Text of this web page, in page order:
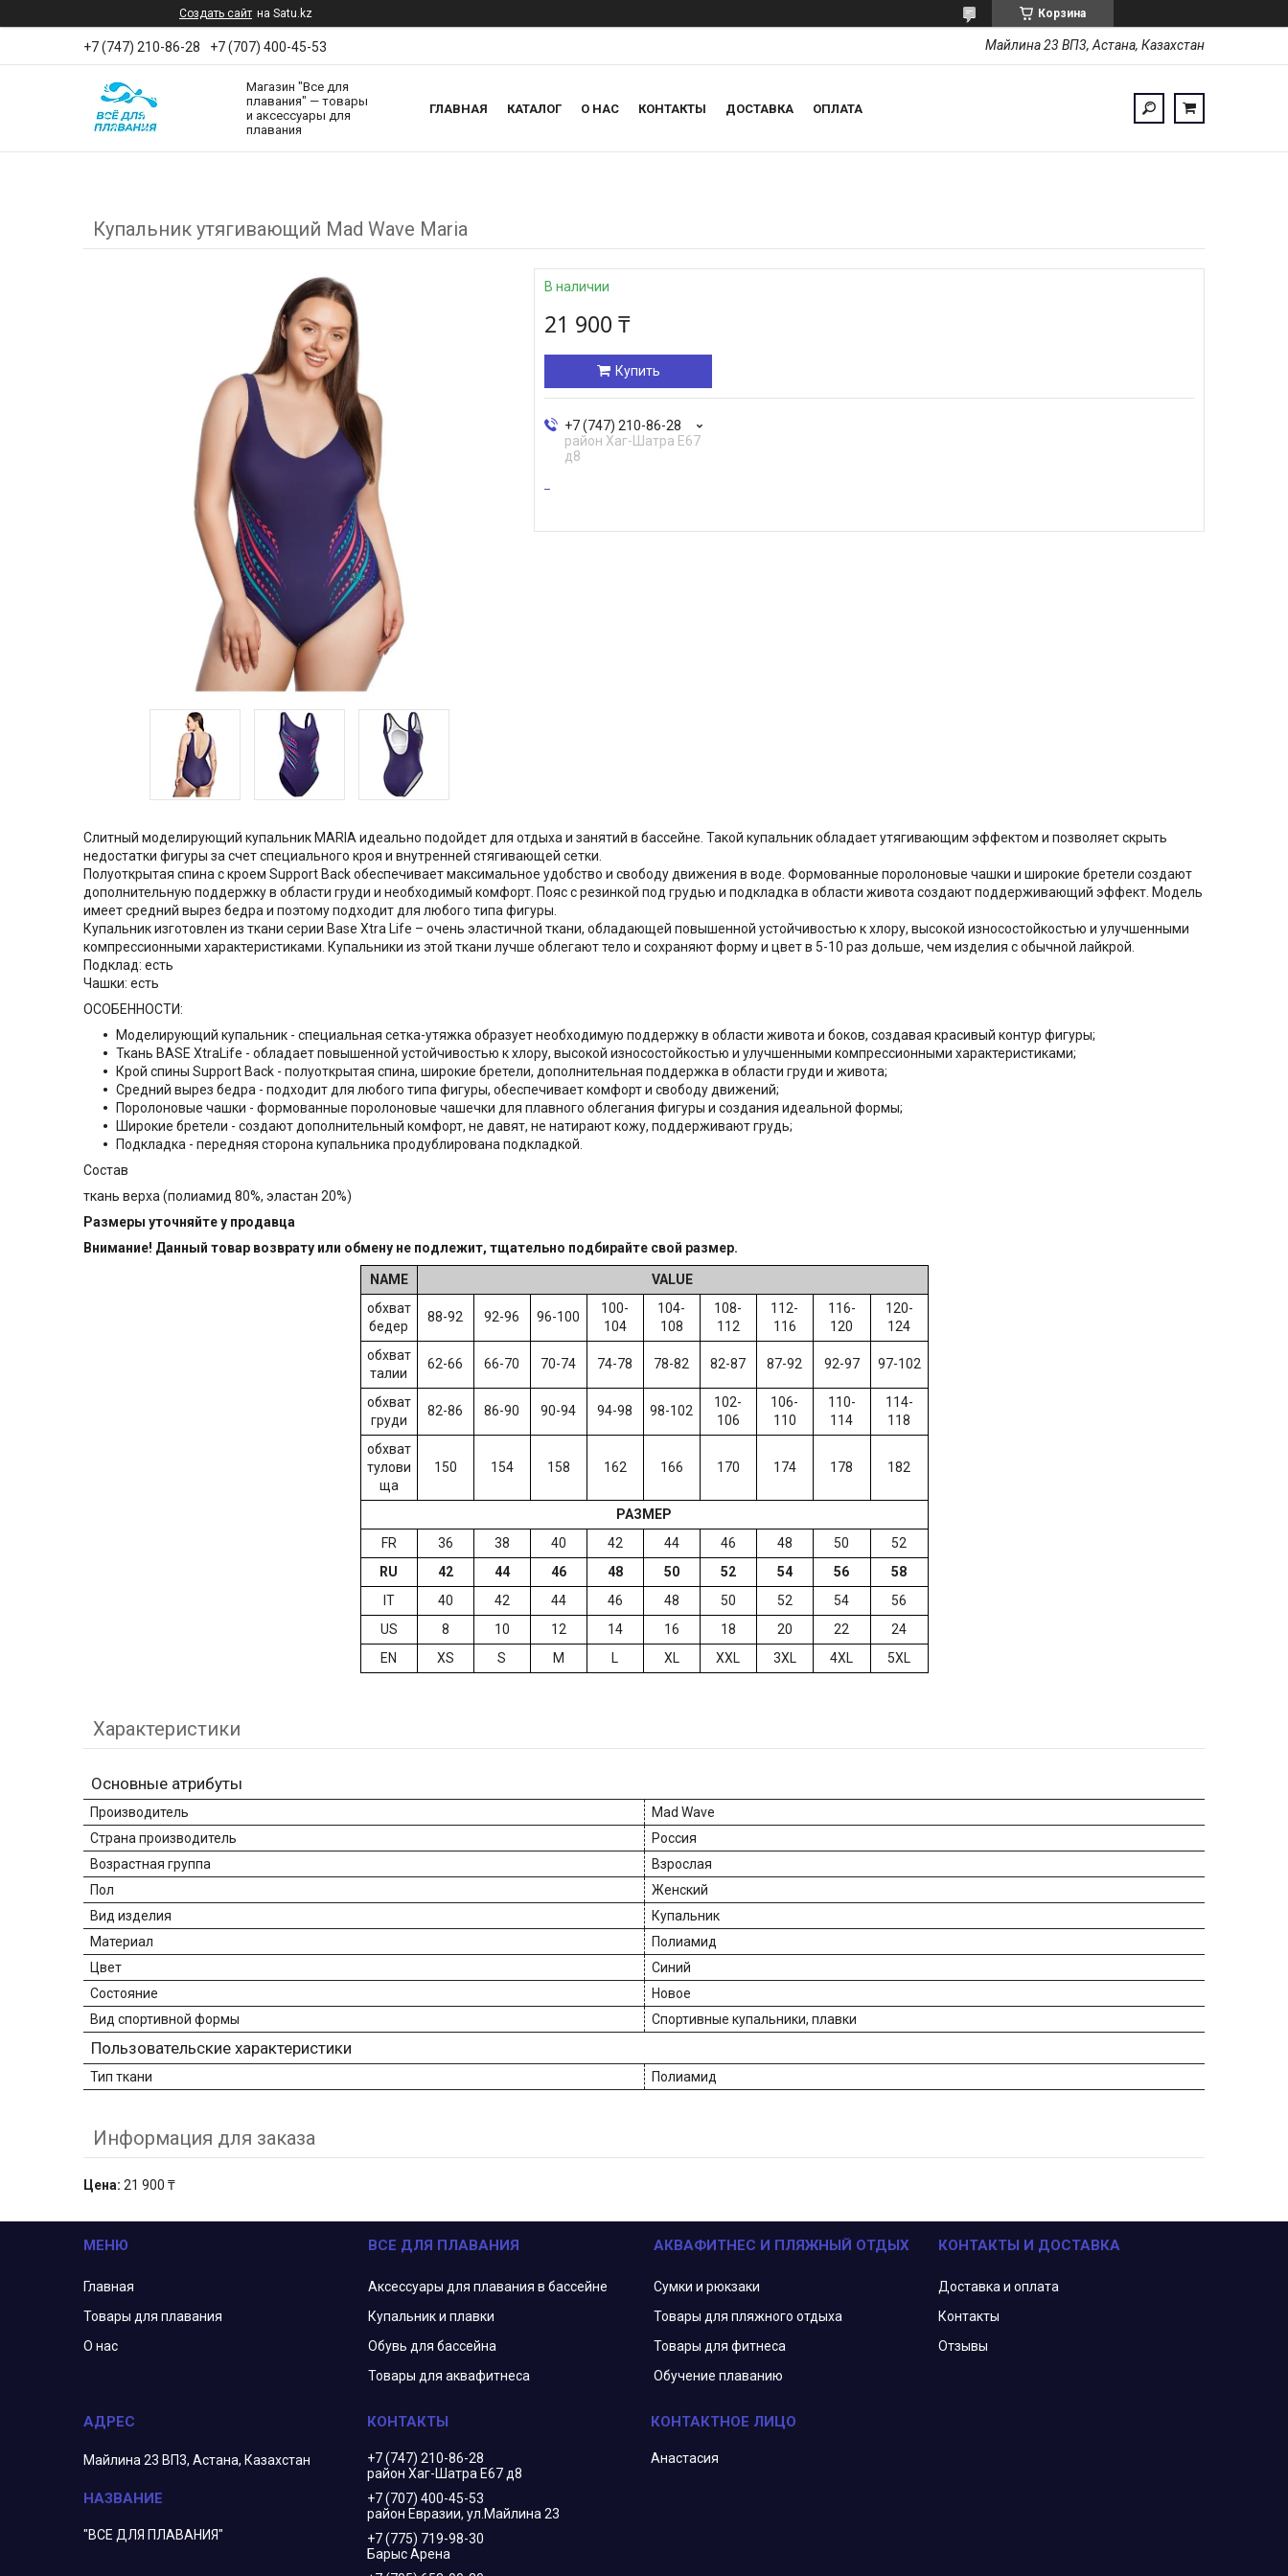
Создать сайт на Satu.kz Корзина
+7 (747) 210-86-28 +7 (707) 400-45-53 Майлина 23 ВП3, Астана, Казахстан
Магазин "Все для
плавания" — товары
и аксессуары для
плавания
ГЛАВНАЯ КАТАЛОГ О НАС КОНТАКТЫ ДОСТАВКА ОПЛАТА
Купальник утягивающий Mad Wave Maria
В наличии
21 900 ₸
Купить
+7 (747) 210-86-28
район Хаг-Шатра Е67
д8
Слитный моделирующий купальник MARIA идеально подойдет для отдыха и занятий в бассейне. Такой купальник обладает утягивающим эффектом и позволяет скрыть
недостатки фигуры за счет специального кроя и внутренней стягивающей сетки.
Полуоткрытая спина с кроем Support Back обеспечивает максимальное удобство и свободу движения в воде. Формованные поролоновые чашки и широкие бретели создают
дополнительную поддержку в области груди и необходимый комфорт. Пояс с резинкой под грудью и подкладка в области живота создают поддерживающий эффект. Модель
имеет средний вырез бедра и поэтому подходит для любого типа фигуры.
Купальник изготовлен из ткани серии Base Xtra Life – очень эластичной ткани, обладающей повышенной устойчивостью к хлору, высокой износостойкостью и улучшенными
компрессионными характеристиками. Купальники из этой ткани лучше облегают тело и сохраняют форму и цвет в 5-10 раз дольше, чем изделия с обычной лайкрой.
Подклад: есть
Чашки: есть
ОСОБЕННОСТИ:
Моделирующий купальник - специальная сетка-утяжка образует необходимую поддержку в области живота и боков, создавая красивый контур фигуры;
Ткань BASE XtraLife - обладает повышенной устойчивостью к хлору, высокой износостойкостью и улучшенными компрессионными характеристиками;
Крой спины Support Back - полуоткрытая спина, широкие бретели, дополнительная поддержка в области груди и живота;
Средний вырез бедра - подходит для любого типа фигуры, обеспечивает комфорт и свободу движений;
Поролоновые чашки - формованные поролоновые чашечки для плавного облегания фигуры и создания идеальной формы;
Широкие бретели - создают дополнительный комфорт, не давят, не натирают кожу, поддерживают грудь;
Подкладка - передняя сторона купальника продублирована подкладкой.
Состав
ткань верха (полиамид 80%, эластан 20%)
Размеры уточняйте у продавца
Внимание! Данный товар возврату или обмену не подлежит, тщательно подбирайте свой размер.
NAME
VALUE
обхват
бедер
88-92 92-96 96-100
100-
104
104-
108
108-
112
112-
116
116-
120
120-
124
обхват
талии
62-66 66-70 70-74 74-78 78-82 82-87 87-92 92-97 97-102
обхват
груди
82-86 86-90 90-94 94-98 98-102
102-
106
106-
110
110-
114
114-
118
обхват
тулови
ща
150 154 158 162 166 170 174 178 182
РАЗМЕР
FR
36 38 40 42 44 46 48 50
52
RU
42 44 46 48 50 52 54 56
58
IT
40 42 44 46 48 50 52 54
56
US
8 10 12 14 16 18 20 22
24
EN
XS S M L XL XXL 3XL 4XL 5XL
Характеристики
Основные атрибуты
Производитель
Mad Wave
Страна производитель
Россия
Возрастная группа
Взрослая
Пол
Женский
Вид изделия
Купальник
Материал
Полиамид
Цвет
Синий
Состояние
Новое
Вид спортивной формы
Спортивные купальники, плавки
Пользовательские характеристики
Тип ткани Полиамид
Информация для заказа
Цена: 21 900 ₸
МЕНЮ
Главная
Товары для плавания
О нас
ВСЕ ДЛЯ ПЛАВАНИЯ
Аксессуары для плавания в бассейне
Купальник и плавки
Обувь для бассейна
Товары для аквафитнеса
АКВАФИТНЕС И ПЛЯЖНЫЙ ОТДЫХ
Сумки и рюкзаки
Товары для пляжного отдыха
Товары для фитнеса
Обучение плаванию
КОНТАКТЫ И ДОСТАВКА
Доставка и оплата
Контакты
Отзывы
Майлина 23 ВП3, Астана, Казахстан
"ВСЕ ДЛЯ ПЛАВАНИЯ"
+7 (747) 210-86-28
район Хаг-Шатра Е67 д8
+7 (707) 400-45-53
район Евразии, ул.Майлина 23
+7 (775) 719-98-30
Барыс Арена
Анастасия